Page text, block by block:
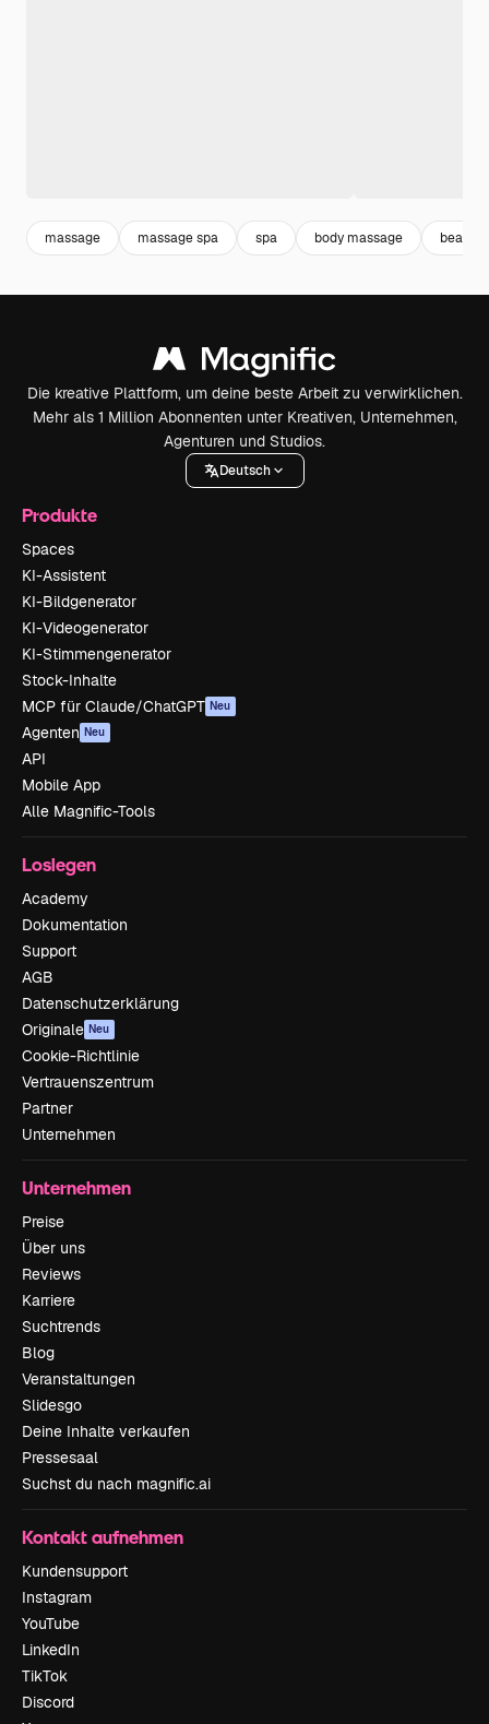
massage massage spa spa body massage beauty
Die kreative Plattform, um deine beste Arbeit zu verwirklichen.
Mehr als 1 Million Abonnenten unter Kreativen, Unternehmen,
Agenturen und Studios.
Deutsch
Produkte
Spaces
KI-Assistent
KI-Bildgenerator
KI-Videogenerator
KI-Stimmengenerator
Stock-Inhalte
MCP für Claude/ChatGPT Neu
Agenten Neu
API
Mobile App
Alle Magnific-Tools
Loslegen
Academy
Dokumentation
Support
AGB
Datenschutzerklärung
Originale Neu
Cookie-Richtlinie
Vertrauenszentrum
Partner
Unternehmen
Unternehmen
Preise
Über uns
Reviews
Karriere
Suchtrends
Blog
Veranstaltungen
Slidesgo
Deine Inhalte verkaufen
Pressesaal
Suchst du nach magnific.ai
Kontakt aufnehmen
Kundensupport
Instagram
YouTube
LinkedIn
TikTok
Discord